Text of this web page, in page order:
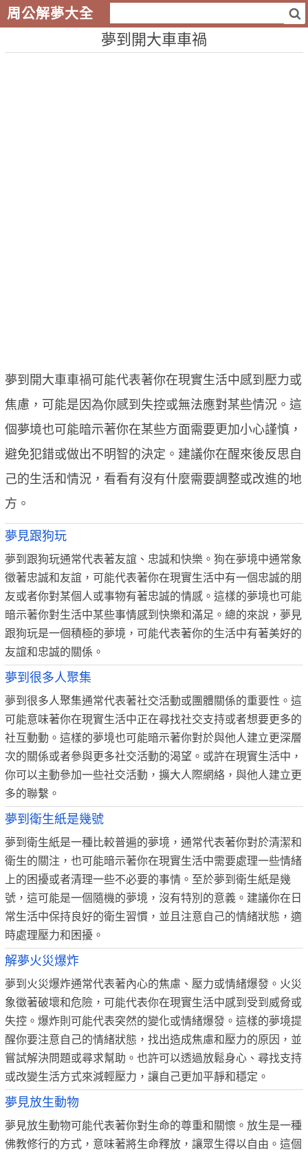
周公解夢大全
夢到開大車車禍
夢到開大車車禍可能代表著你在現實生活中感到壓力或
焦慮，可能是因為你感到失控或無法應對某些情況。這
個夢境也可能暗示著你在某些方面需要更加小心謹慎，
避免犯錯或做出不明智的決定。建議你在醒來後反思自
己的生活和情況，看看有沒有什麼需要調整或改進的地
方。
夢見跟狗玩
夢到跟狗玩通常代表著友誼、忠誠和快樂。狗在夢境中通常象
徵著忠誠和友誼，可能代表著你在現實生活中有一個忠誠的朋
友或者你對某個人或事物有著忠誠的情感。這樣的夢境也可能
暗示著你對生活中某些事情感到快樂和滿足。總的來說，夢見
跟狗玩是一個積極的夢境，可能代表著你的生活中有著美好的
友誼和忠誠的關係。
夢到很多人聚集
夢到很多人聚集通常代表著社交活動或團體關係的重要性。這
可能意味著你在現實生活中正在尋找社交支持或者想要更多的
社互動動。這樣的夢境也可能暗示著你對於與他人建立更深層
次的關係或者參與更多社交活動的渴望。或許在現實生活中，
你可以主動參加一些社交活動，擴大人際網絡，與他人建立更
多的聯繫。
夢到衛生紙是幾號
夢到衛生紙是一種比較普遍的夢境，通常代表著你對於清潔和
衛生的關注，也可能暗示著你在現實生活中需要處理一些情緒
上的困擾或者清理一些不必要的事情。至於夢到衛生紙是幾
號，這可能是一個隨機的夢境，沒有特別的意義。建議你在日
常生活中保持良好的衛生習慣，並且注意自己的情緒狀態，適
時處理壓力和困擾。
解夢火災爆炸
夢到火災爆炸通常代表著內心的焦慮、壓力或情緒爆發。火災
象徵著破壞和危險，可能代表你在現實生活中感到受到威脅或
失控。爆炸則可能代表突然的變化或情緒爆發。這樣的夢境提
醒你要注意自己的情緒狀態，找出造成焦慮和壓力的原因，並
嘗試解決問題或尋求幫助。也許可以透過放鬆身心、尋找支持
或改變生活方式來減輕壓力，讓自己更加平靜和穩定。
夢見放生動物
夢見放生動物可能代表著你對生命的尊重和關懷。放生是一種
佛教修行的方式，意味著將生命釋放，讓眾生得以自由。這個